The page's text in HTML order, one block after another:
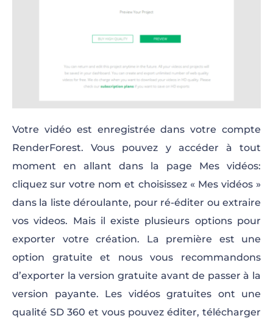
Votre vidéo est enregistrée dans votre compte
RenderForest. Vous pouvez y accéder à tout
moment en allant dans la page Mes vidéos:
cliquez sur votre nom et choisissez « Mes vidéos »
dans la liste déroulante, pour ré-éditer ou extraire
vos videos. Mais il existe plusieurs options pour
exporter votre création. La première est une
option gratuite et nous vous recommandons
d’exporter la version gratuite avant de passer à la
version payante. Les vidéos gratuites ont une
qualité SD 360 et vous pouvez éditer, télécharger